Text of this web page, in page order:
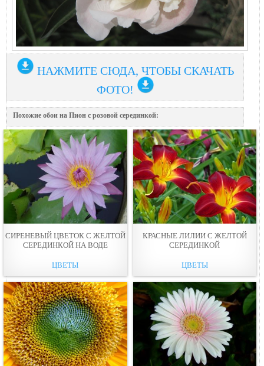
НАЖМИТЕ СЮДА, ЧТОБЫ СКАЧАТЬ
ФОТО!
Похожие обои на Пион с розовой серединкой:
СИРЕНЕВЫЙ ЦВЕТОК С ЖЕЛТОЙ
СЕРЕДИНКОЙ НА ВОДЕ
ЦВЕТЫ
КРАСНЫЕ ЛИЛИИ С ЖЕЛТОЙ
СЕРЕДИНКОЙ
ЦВЕТЫ